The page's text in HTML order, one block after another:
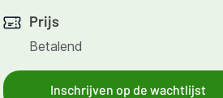
Prijs
Betalend
Inschrijven op de wachtlijst